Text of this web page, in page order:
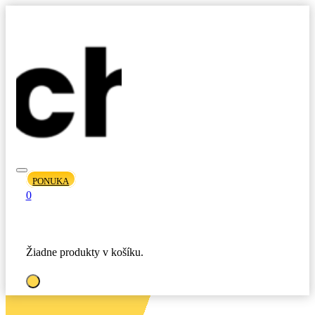
PONUKA
0
Žiadne produkty v košíku.